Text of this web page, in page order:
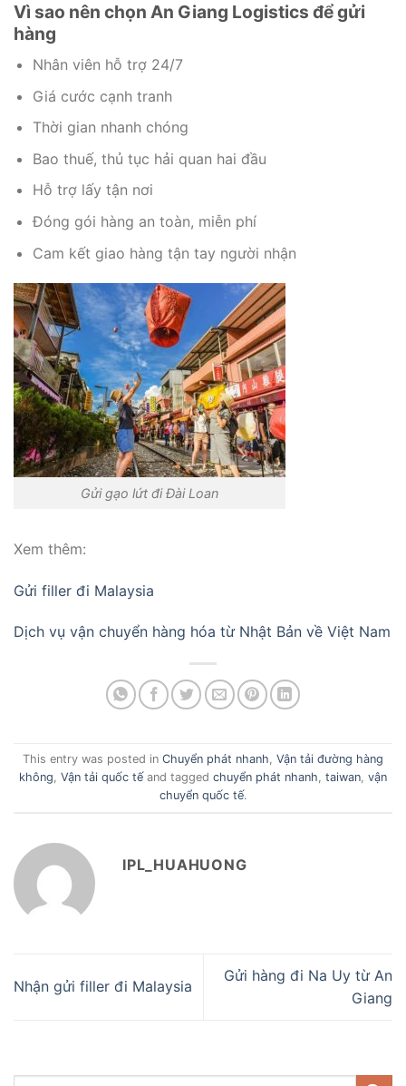
Vì sao nên chọn An Giang Logistics để gửi
hàng
Nhân viên hỗ trợ 24/7
Giá cước cạnh tranh
Thời gian nhanh chóng
Bao thuế, thủ tục hải quan hai đầu
Hỗ trợ lấy tận nơi
Đóng gói hàng an toàn, miễn phí
Cam kết giao hàng tận tay người nhận
Gửi gạo lứt đi Đài Loan
Xem thêm:
Gửi filler đi Malaysia
Dịch vụ vận chuyển hàng hóa từ Nhật Bản về Việt Nam
This entry was posted in Chuyển phát nhanh Vận tải đường hàng
không Vận tải quốc tế and tagged chuyển phát nhanh taiwan vận
chuyển quốc tế.
IPL_HUAHUONG
Nhận gửi filler đi Malaysia
Gửi hàng đi Na Uy từ An
Giang